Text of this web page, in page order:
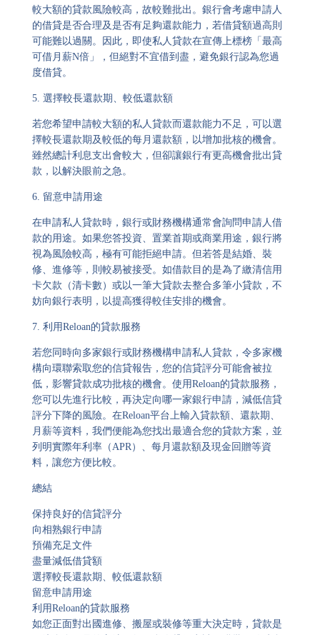
較大額的貸款風險較高，故較難批出。銀行會考慮申請人
的借貸是否合理及是否有足夠還款能力，若借貸額過高則
可能難以過關。因此，即使私人貸款在宣傳上標榜「最高
可借月薪N倍」，但絕對不宜借到盡，避免銀行認為您過
度借貸。
5. 選擇較長還款期、較低還款額
若您希望申請較大額的私人貸款而還款能力不足，可以選
擇較長還款期及較低的每月還款額，以增加批核的機會。
雖然總計利息支出會較大，但卻讓銀行有更高機會批出貸
款，以解決眼前之急。
6. 留意申請用途
在申請私人貸款時，銀行或財務機構通常會詢問申請人借
款的用途。如果您答投資、置業首期或商業用途，銀行將
視為風險較高，極有可能拒絕申請。但若答是結婚、裝
修、進修等，則較易被接受。如借款目的是為了繳清信用
卡欠款（清卡數）或以一筆大貸款去整合多筆小貸款，不
妨向銀行表明，以提高獲得較佳安排的機會。
7. 利用Reloan的貸款服務
若您同時向多家銀行或財務機構申請私人貸款，令多家機
構向環聯索取您的信貸報告，您的信貸評分可能會被拉
低，影響貸款成功批核的機會。使用Reloan的貸款服務，
您可以先進行比較，再決定向哪一家銀行申請，減低信貸
評分下降的風險。在Reloan平台上輸入貸款額、還款期、
月薪等資料，我們便能為您找出最適合您的貸款方案，並
列明實際年利率（APR）、每月還款額及現金回贈等資
料，讓您方便比較。
總結
保持良好的信貸評分
向相熟銀行申請
預備充足文件
盡量減低借貸額
選擇較長還款期、較低還款額
留意申請用途
利用Reloan的貸款服務
如您正面對出國進修、搬屋或裝修等重大決定時，貸款是